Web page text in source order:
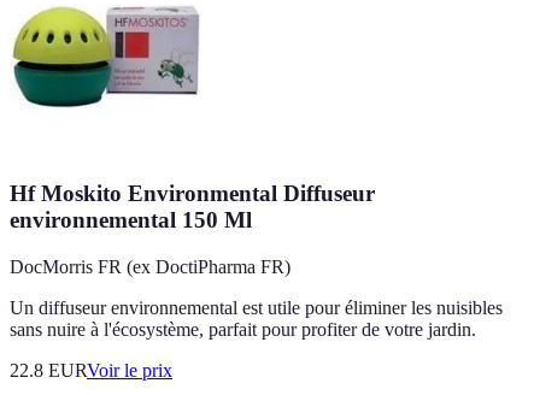
Hf Moskito Environmental Diffuseur
environnemental 150 Ml
DocMorris FR (ex DoctiPharma FR)
Un diffuseur environnemental est utile pour éliminer les nuisibles
sans nuire à l'écosystème, parfait pour profiter de votre jardin.
22.8 EURVoir le prix